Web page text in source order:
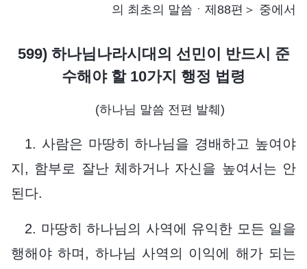
의 최초의 말씀ㆍ제88편＞ 중에서
599) 하나님나라시대의 선민이 반드시 준
수해야 할 10가지 행정 법령
(하나님 말씀 전편 발췌)
1. 사람은 마땅히 하나님을 경배하고 높여야
지, 함부로 잘난 체하거나 자신을 높여서는 안
된다.
2. 마땅히 하나님의 사역에 유익한 모든 일을
행해야 하며, 하나님 사역의 이익에 해가 되는